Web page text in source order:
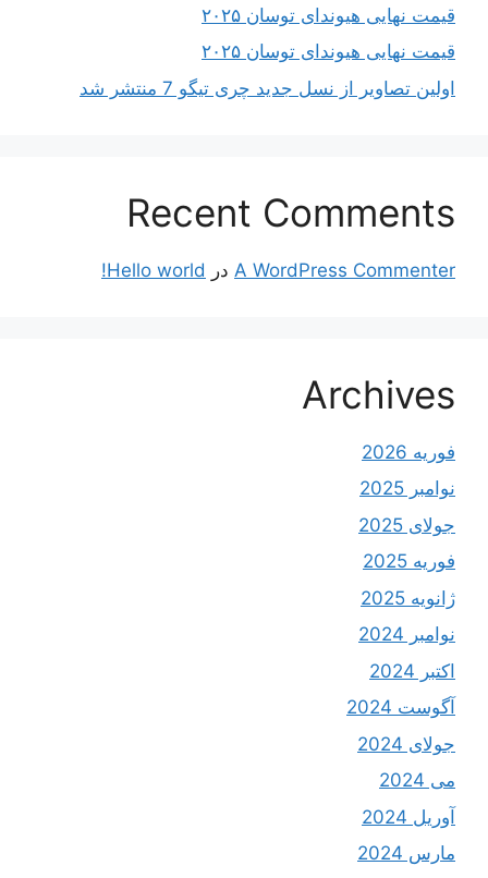
قیمت نهایی هیوندای توسان ۲۰۲۵
قیمت نهایی هیوندای توسان ۲۰۲۵
اولین تصاویر از نسل جدید چری تیگو 7 منتشر شد
Recent Comments
A WordPress Commenter در Hello world!
Archives
فوریه 2026
نوامبر 2025
جولای 2025
فوریه 2025
ژانویه 2025
نوامبر 2024
اکتبر 2024
آگوست 2024
جولای 2024
می 2024
آوریل 2024
مارس 2024